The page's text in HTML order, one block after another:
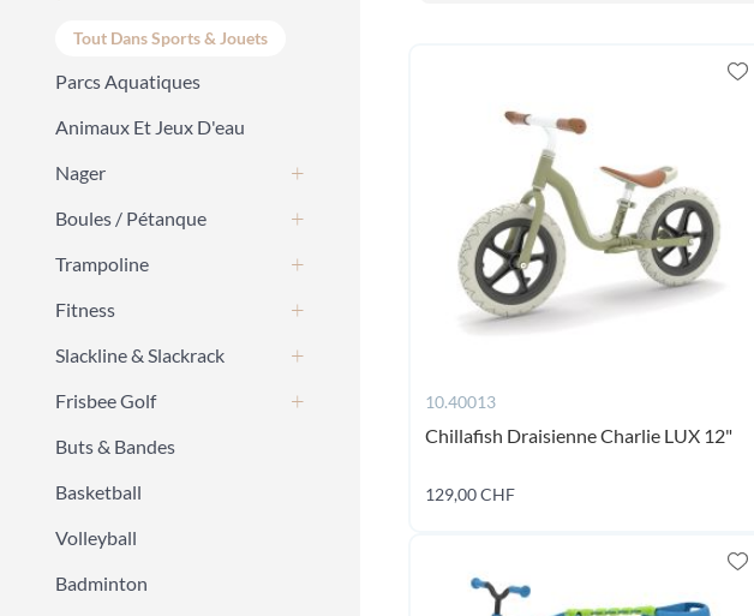
10.40013
Chillafish Draisienne Charlie LUX 12"
129,00 CHF
Tout Dans Sports & Jouets
Parcs Aquatiques
Animaux Et Jeux D'eau
Nager
Boules / Pétanque
Trampoline
Fitness
Slackline & Slackrack
Frisbee Golf
Buts & Bandes
Basketball
Volleyball
Badminton